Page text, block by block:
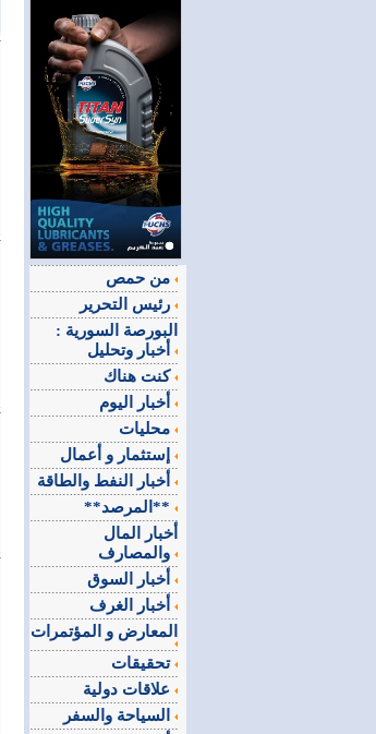
البورصة السورية :
كنت هناك
**المرصد**
أخبار المال
المعارض و المؤتمرات
تحقيقات